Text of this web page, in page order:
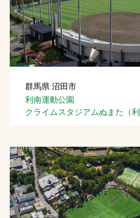
群馬県 沼田市
利南運動公園
クライムスタジアムぬまた（